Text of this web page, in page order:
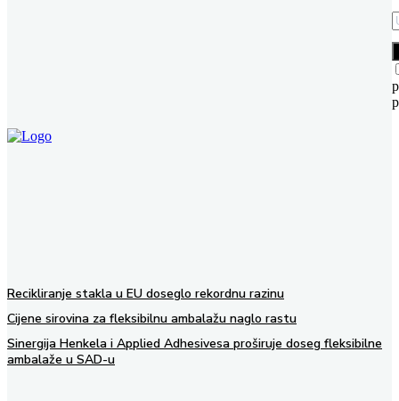
Recikliranje stakla u EU doseglo rekordnu razinu
Cijene sirovina za fleksibilnu ambalažu naglo rastu
Sinergija Henkela i Applied Adhesivesa proširuje doseg fleksibilne
ambalaže u SAD-u